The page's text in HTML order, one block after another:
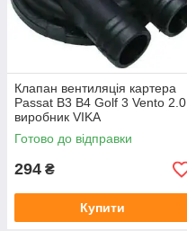
Клапан вентиляція картера
Passat B3 B4 Golf 3 Vento 2.0
виробник VIKA
Готово до відправки
294 ₴
Купити